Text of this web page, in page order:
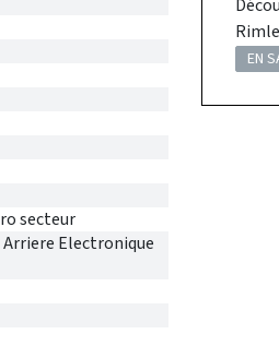
secteur
Electronique
EN